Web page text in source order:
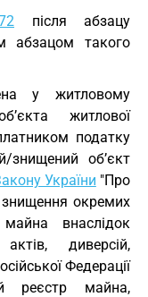
після абзацу
абзацом такого
у житловому
житлової
податку
знищений об’єкт
України "Про
окремих
майна внаслідок
диверсій,
Федерації
реєстр майна,